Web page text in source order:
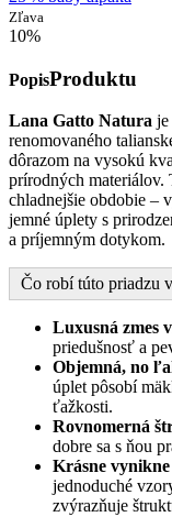
Zľava
10%
PopisProduktu
Lana Gatto Natura je
renomovaného
dôrazom na vysokú
prírodných materiálov.
chladnejšie obdobie –
jemné úplety s
a príjemným dotykom.
Čo robí túto priadzu
Luxusná zmes
priedušnosť a
Objemná, no
úplet pôsobí
ťažkosti.
Rovnomerná
dobre sa s ňou
Krásne
jednoduché
zvýrazňuje